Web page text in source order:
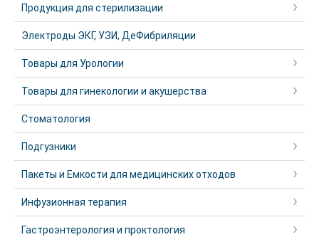
Продукция для стерилизации
Электроды ЭКГ, УЗИ, ДеФибриляции
Товары для Урологии
Товары для гинекологии и акушерства
Стоматология
Подгузники
Пакеты и Емкости для медицинских отходов
Инфузионная терапия
Гастроэнтерология и проктология